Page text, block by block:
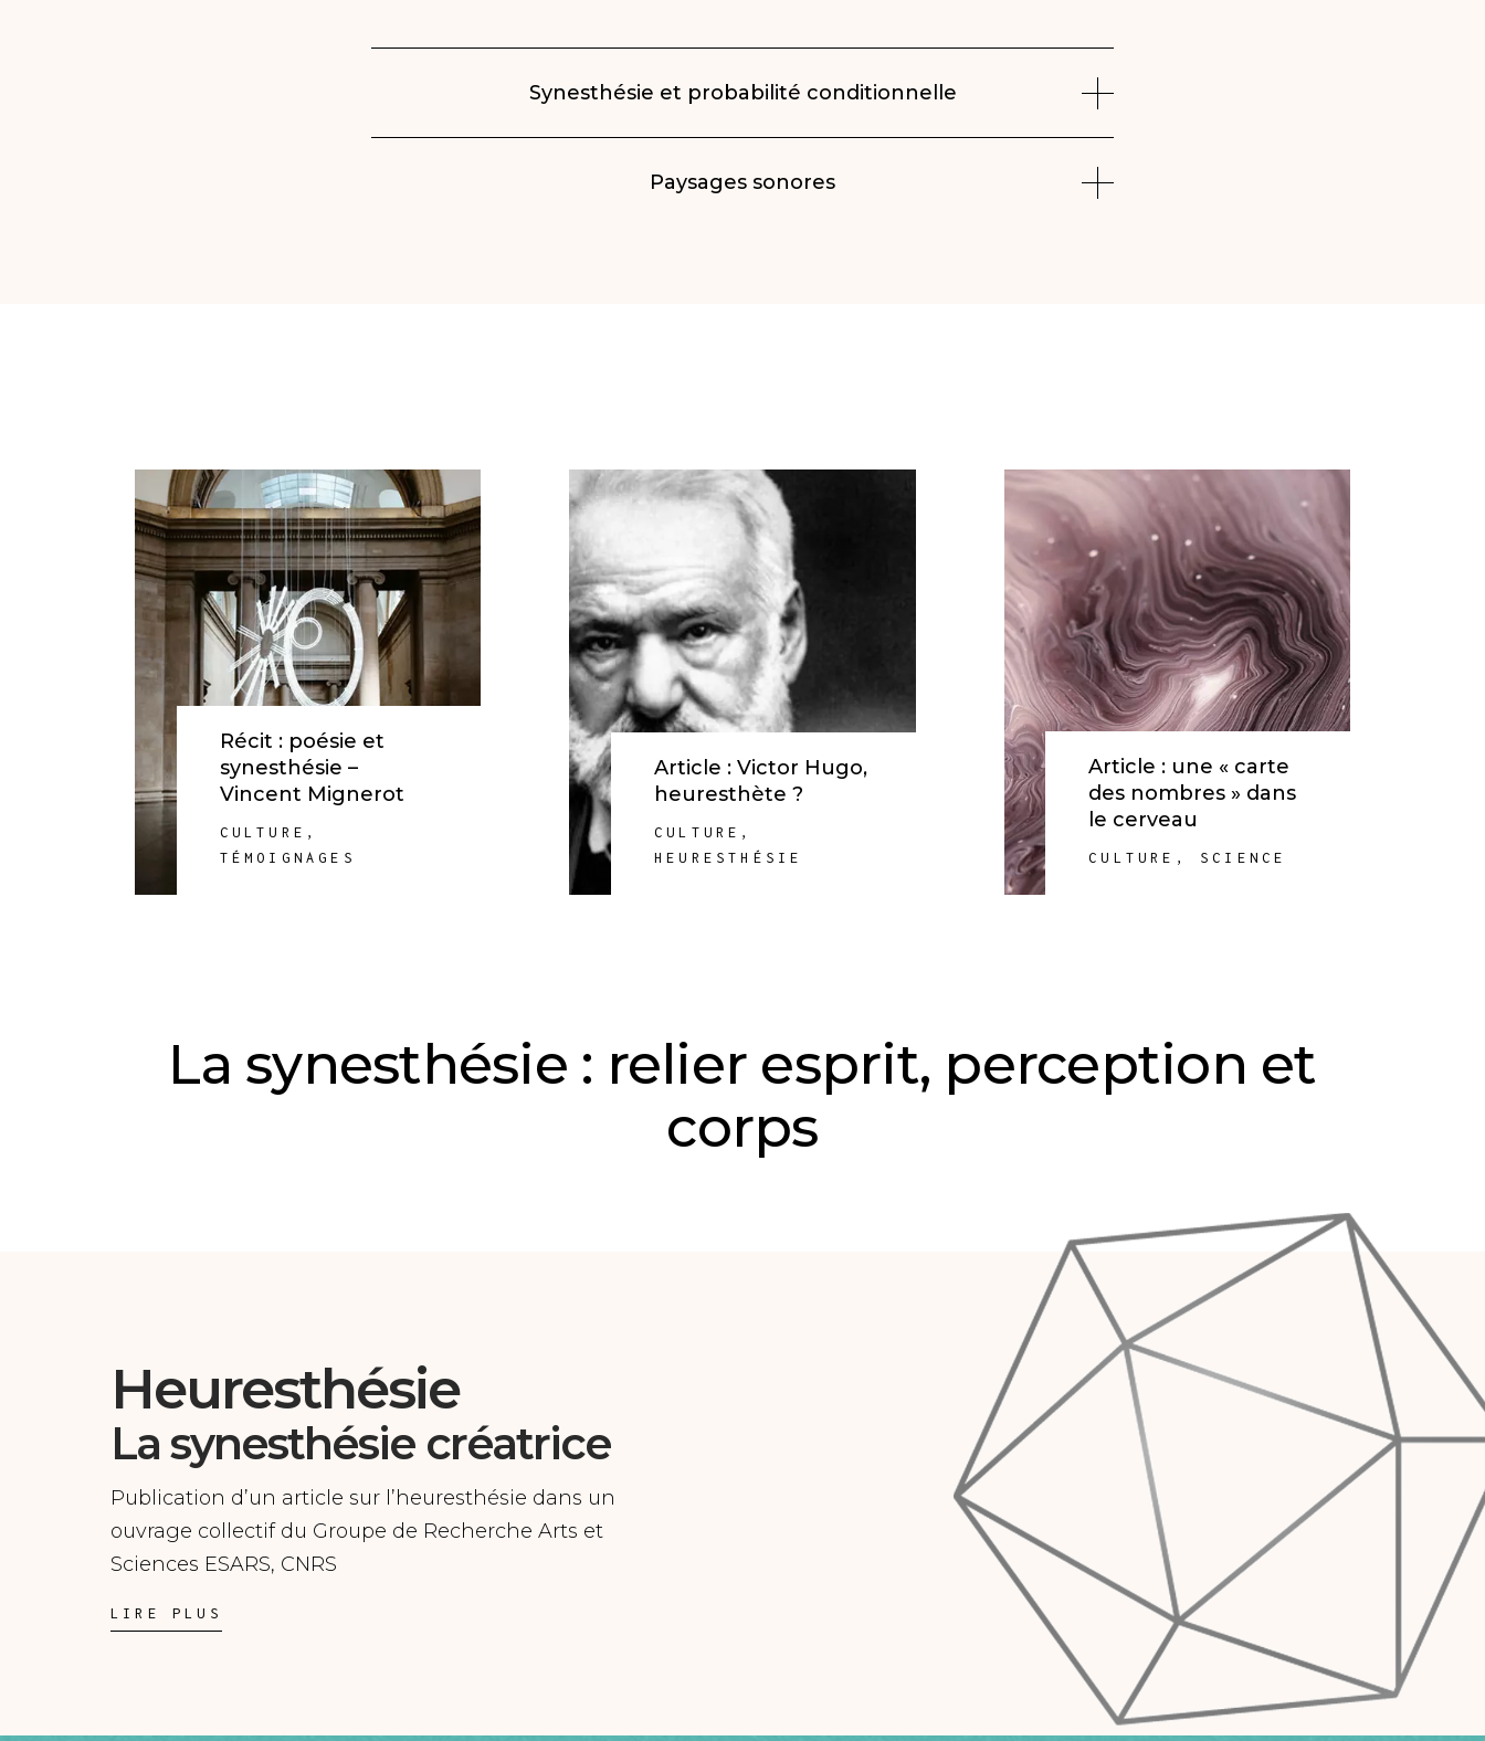
Synesthésie et probabilité conditionnelle
Paysages sonores
Récit : poésie et
synesthésie –
Vincent Mignerot
CULTURE ,
TÉMOIGNAGES
Article : Victor Hugo,
heuresthète ?
CULTURE ,
HEURESTHÉSIE
Article : une « carte
des nombres » dans
le cerveau
CULTURE , SCIENCE
La synesthésie : relier esprit, perception et
corps
LIRE PLUS
La synesthésie créatrice
Publication d’un article sur l’heuresthésie dans un
ouvrage collectif du Groupe de Recherche Arts et
Sciences ESARS, CNRS
Heuresthésie